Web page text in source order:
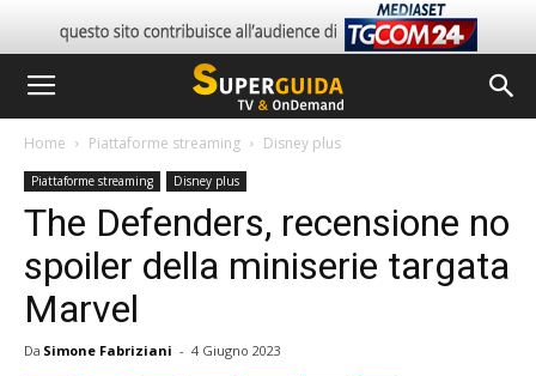
Home Piattaforme streaming Disney plus
Piattaforme streaming Disney plus
The Defenders, recensione no
spoiler della miniserie targata
Marvel
Da Simone Fabriziani - 4 Giugno 2023